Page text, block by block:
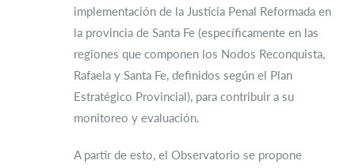
implementación de la Justicia Penal Reformada en
la provincia de Santa Fe (específicamente en las
regiones que componen los Nodos Reconquista,
Rafaela y Santa Fe, definidos según el Plan
Estratégico Provincial), para contribuir a su
monitoreo y evaluación.
A partir de esto, el Observatorio se propone